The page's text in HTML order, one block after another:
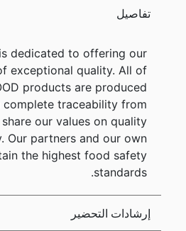
تفاصيل
dedicated to offering our
exceptional quality. All of
products are produced
traceability from
our values on quality
Our partners and our own
the highest food safety
standards.
إرشادات التحضير